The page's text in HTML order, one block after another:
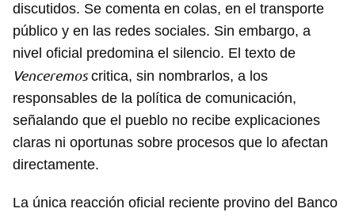
discutidos. Se comenta en colas, en el transporte
público y en las redes sociales. Sin embargo, a
nivel oficial predomina el silencio. El texto de
Venceremoscritica, sin nombrarlos, a los
responsables de la política de comunicación,
señalando que el pueblo no recibe explicaciones
claras ni oportunas sobre procesos que lo afectan
directamente.
La única reacción oficial reciente provino del Banco